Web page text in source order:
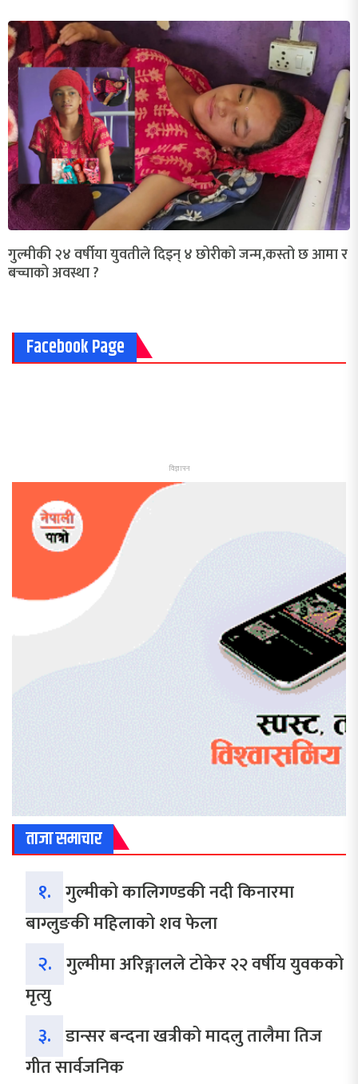
गुल्मीकी २४ वर्षीया युवतीले दिइन् ४ छोरीको जन्म,कस्तो छ आमा र
बच्चाको अवस्था ?
Facebook Page
विज्ञापन
ताजा समाचार
१. गुल्मीको कालिगण्डकी नदी किनारमा
बाग्लुङकी महिलाको शव फेला
२. गुल्मीमा अरिङ्गालले टोकेर २२ वर्षीय युवकको
मृत्यु
३. डान्सर बन्दना खत्रीको मादलु तालैमा तिज
गीत सार्वजनिक